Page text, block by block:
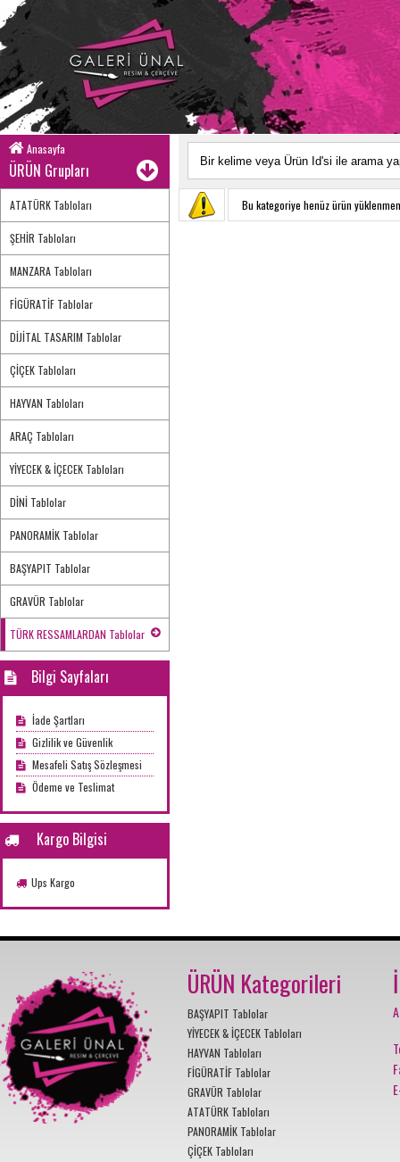
Anasayfa
ÜRÜN Grupları
ATATÜRK Tabloları
ŞEHİR Tabloları
MANZARA Tabloları
FİGÜRATİF Tablolar
DİJİTAL TASARIM Tablolar
ÇİÇEK Tabloları
HAYVAN Tabloları
ARAÇ Tabloları
YİYECEK & İÇECEK Tabloları
DİNİ Tablolar
PANORAMİK Tablolar
BAŞYAPIT Tablolar
GRAVÜR Tablolar
TÜRK RESSAMLARDAN Tablolar
Bilgi Sayfaları
İade Şartları
Gizlilik ve Güvenlik
Mesafeli Satış Sözleşmesi
Ödeme ve Teslimat
Kargo Bilgisi
Ups Kargo
Bu kategoriye henüz ürün
ÜRÜN Kategorileri
BAŞYAPIT Tablolar
YİYECEK & İÇECEK Tabloları
HAYVAN Tabloları
FİGÜRATİF Tablolar
GRAVÜR Tablolar
ATATÜRK Tabloları
PANORAMİK Tablolar
ÇİÇEK Tabloları